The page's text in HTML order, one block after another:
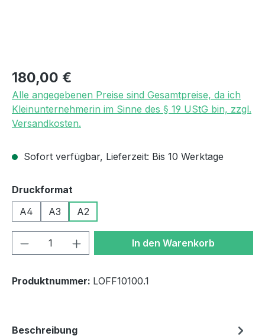
Regulärer Preis:
180,00 €
Alle angegebenen Preise sind Gesamtpreise, da ich
Kleinunternehmerin im Sinne des § 19 UStG bin, zzgl.
Versandkosten.
Sofort verfügbar, Lieferzeit: Bis 10 Werktage
Druckformat
A4
A3 A2
Produkt Anzahl: Gib denIn den Warenkorb
Produktnummer: LOFF10100.1
Beschreibung